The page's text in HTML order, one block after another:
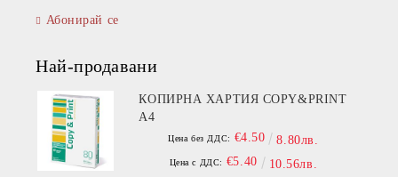
Абонирай се
Най-продавани
КОПИРНА ХАРТИЯ COPY&PRINT
A4
Цена без ДДС: €4.50 8.80лв.
Цена с ДДС: €5.40 10.56лв.